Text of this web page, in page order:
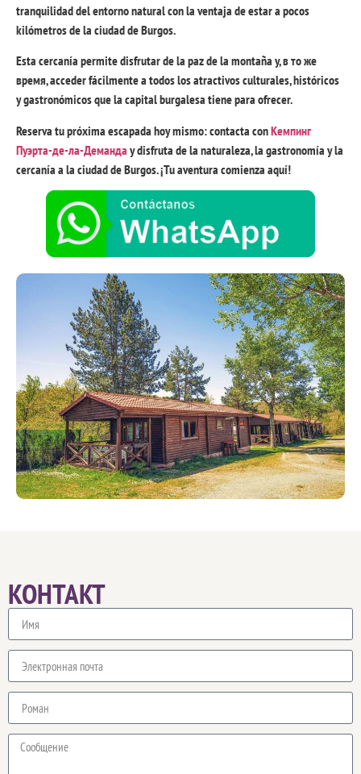
tranquilidad del entorno natural con la ventaja de estar a pocos
kilómetros de la ciudad de Burgos.
Esta cercanía permite disfrutar de la paz de la montaña y, в то же
время,acceder fácilmente a todos los atractivos culturales,históricos
y gastronómicos que la capital burgalesa tiene para ofrecer.
Reserva tu próxima escapada hoy mismo:contacta conКемпинг
Пуэрта-де-ла-Деманда y disfruta de la naturaleza,la gastronomía y la
cercanía a la ciudad de Burgos.¡Tu aventura comienza aquí!
КОНТАКТ